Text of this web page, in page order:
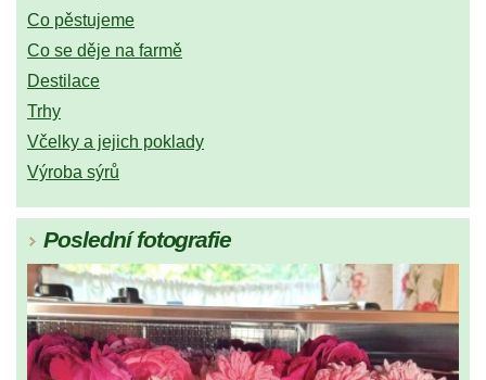
Co pěstujeme
Co se děje na farmě
Destilace
Trhy
Včelky a jejich poklady
Výroba sýrů
Poslední fotografie